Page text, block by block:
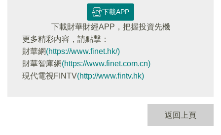
下載APP
下載財華財經APP，把握投資先機
更多精彩内容，請點擊：
財華網(https://www.finet.hk/)
財華智庫網(https://www.finet.com.cn)
現代電視FINTV(http://www.fintv.hk)
返回上頁